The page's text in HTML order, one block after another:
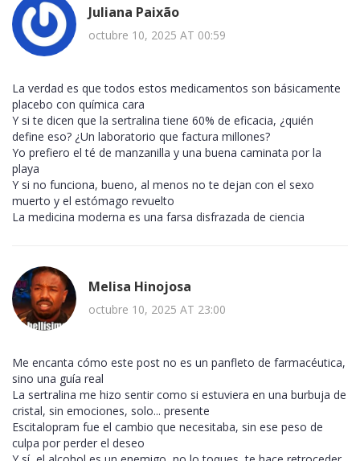
Juliana Paixão
octubre 10, 2025 AT 00:59
La verdad es que todos estos medicamentos son básicamente
placebo con química cara
Y si te dicen que la sertralina tiene 60% de eficacia, ¿quién
define eso? ¿Un laboratorio que factura millones?
Yo prefiero el té de manzanilla y una buena caminata por la
playa
Y si no funciona, bueno, al menos no te dejan con el sexo
muerto y el estómago revuelto
La medicina moderna es una farsa disfrazada de ciencia
Melisa Hinojosa
octubre 10, 2025 AT 23:00
Me encanta cómo este post no es un panfleto de farmacéutica,
sino una guía real
La sertralina me hizo sentir como si estuviera en una burbuja de
cristal, sin emociones, solo... presente
Escitalopram fue el cambio que necesitaba, sin ese peso de
culpa por perder el deseo